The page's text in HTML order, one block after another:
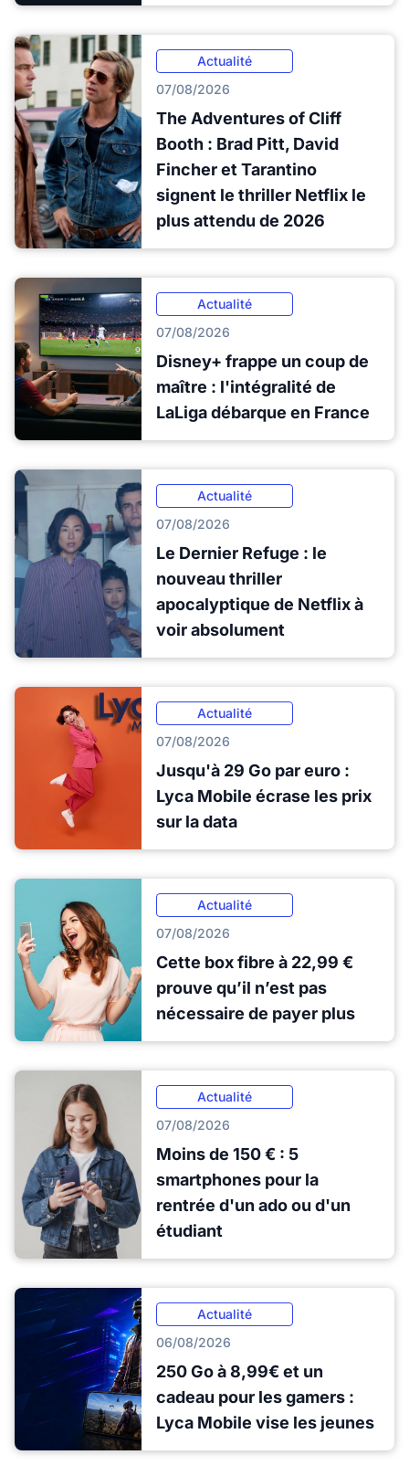
Actualité
07/08/2026
The Adventures of Cliff
Booth : Brad Pitt, David
Fincher et Tarantino
signent le thriller Netflix le
plus attendu de 2026
Actualité
07/08/2026
Disney+ frappe un coup de
maître : l'intégralité de
LaLiga débarque en France
Actualité
07/08/2026
Le Dernier Refuge : le
nouveau thriller
apocalyptique de Netflix à
voir absolument
Actualité
07/08/2026
Jusqu'à 29 Go par euro :
Lyca Mobile écrase les prix
sur la data
Actualité
07/08/2026
Cette box fibre à 22,99 €
prouve qu’il n’est pas
nécessaire de payer plus
Actualité
07/08/2026
Moins de 150 € : 5
smartphones pour la
rentrée d'un ado ou d'un
étudiant
Actualité
06/08/2026
250 Go à 8,99€ et un
cadeau pour les gamers :
Lyca Mobile vise les jeunes